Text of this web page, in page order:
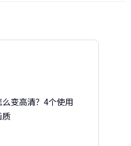
变高清？4个使用
质